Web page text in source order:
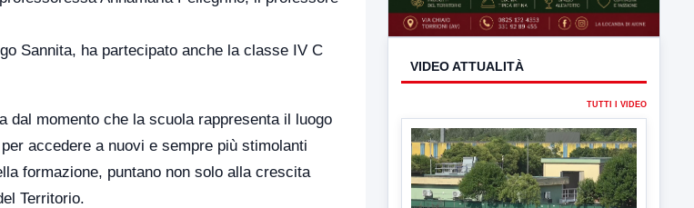
Sannita, ha partecipato anche la classe IV C
dal momento che la scuola rappresenta il luogo
accedere a nuovi e sempre più stimolanti
formazione, puntano non solo alla crescita
Territorio.
VIDEO ATTUALITÀ
TUTTI I VIDEO